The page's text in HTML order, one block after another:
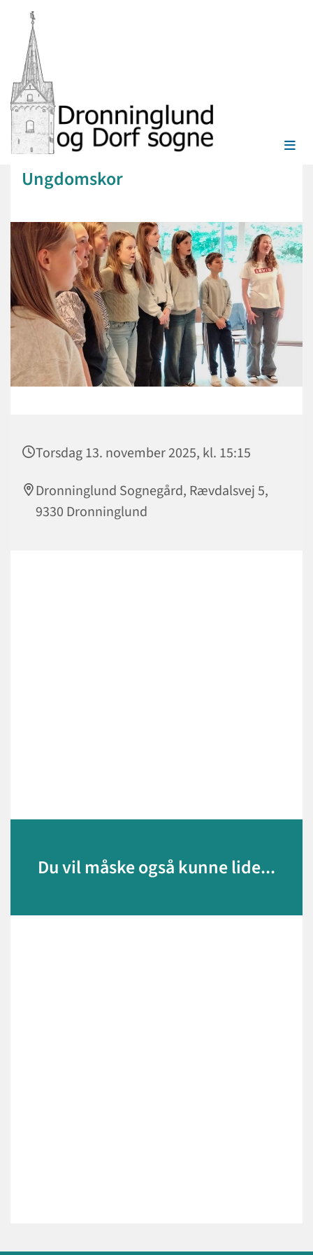
Ungdomskor
Torsdag 13. november 2025, kl. 15:15
Dronninglund Sognegård, Rævdalsvej 5,
9330 Dronninglund
Du vil måske også kunne lide...